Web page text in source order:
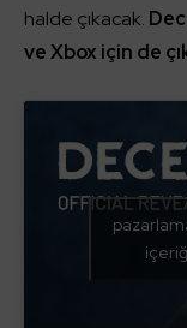
halde çıkacak.
ve Xbox için de